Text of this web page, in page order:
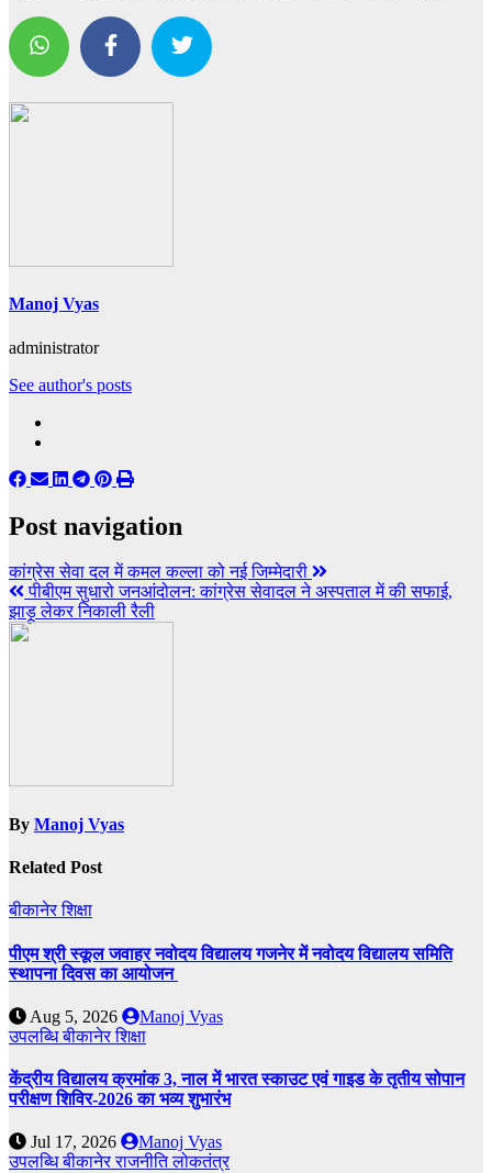
Manoj Vyas
administrator
See author's posts
Post navigation
कांग्रेस सेवा दल में कमल कल्ला को नई जिम्मेदारी
पीबीएम सुधारो जनआंदोलन: कांग्रेस सेवादल ने अस्पताल में की सफाई,
झाड़ू लेकर निकाली रैली
By Manoj Vyas
Related Post
बीकानेरशिक्षा
पीएम श्री स्कूल जवाहर नवोदय विद्यालय गजनेर में नवोदय विद्यालय समिति
स्थापना दिवस का आयोजन
Aug 5, 2026
Manoj Vyas
उपलब्धिबीकानेरशिक्षा
केंद्रीय विद्यालय क्रमांक 3, नाल में भारत स्काउट एवं गाइड के तृतीय सोपान
परीक्षण शिविर-2026 का भव्य शुभारंभ
Jul 17, 2026
Manoj Vyas
उपलब्धिबीकानेरराजनीतिलोकतंत्र